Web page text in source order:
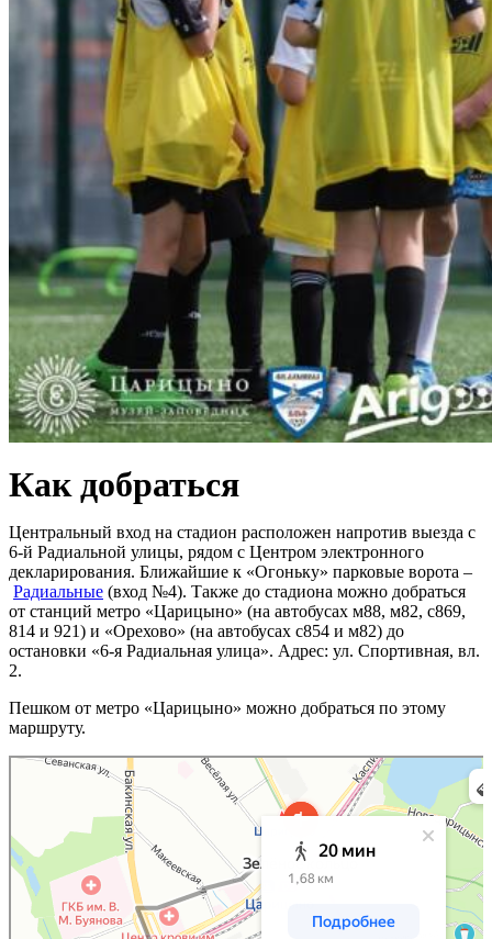
Как добраться
Центральный вход на стадион расположен напротив выезда с
6-й Радиальной улицы, рядом с Центром электронного
декларирования. Ближайшие к «Огоньку» парковые ворота –
Радиальные (вход №4). Также до стадиона можно добраться
от станций метро «Царицыно» (на автобусах м88, м82, с869,
814 и 921) и «Орехово» (на автобусах с854 и м82) до
остановки «6-я Радиальная улица». Адрес: ул. Спортивная, вл.
2.
Пешком от метро «Царицыно» можно добраться по этому
маршруту.
Москва